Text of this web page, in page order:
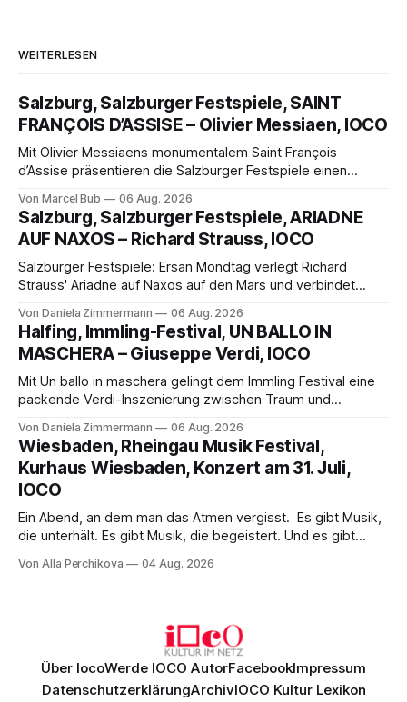
WEITERLESEN
Salzburg, Salzburger Festspiele, SAINT
FRANÇOIS D’ASSISE – Olivier Messiaen, IOCO
Mit Olivier Messiaens monumentalem Saint François
d’Assise präsentieren die Salzburger Festspiele einen
eine bildgewaltige Inszenierung, Maxime Pascal entfaltet
die komplexe Partitur eindrucksvoll, Philippe Sly berührt als
Franziskus.
Von Marcel Bub 06 Aug. 2026
Salzburg, Salzburger Festspiele, ARIADNE
AUF NAXOS – Richard Strauss, IOCO
Salzburger Festspiele: Ersan Mondtag verlegt Richard
Strauss' Ariadne auf Naxos auf den Mars und verbindet
Aufführung mit starken Solisten und den Wiener
Philharmonikern, szenisch bleibt der zweite Akt jedoch
hinter den Erwartungen zurück.
Von Daniela Zimmermann 06 Aug. 2026
Halfing, Immling-Festival, UN BALLO IN
MASCHERA – Giuseppe Verdi, IOCO
Mit Un ballo in maschera gelingt dem Immling Festival eine
packende Verdi-Inszenierung zwischen Traum und
psychologische Tiefe mit starken Bildern, getragen von
einem spielfreudigen Ensemble und einer musikalisch
überzeugenden Gesamtleistung.
Von Daniela Zimmermann 06 Aug. 2026
Wiesbaden, Rheingau Musik Festival,
Kurhaus Wiesbaden, Konzert am 31. Juli,
IOCO
Ein Abend, an dem man das Atmen vergisst. Es gibt Musik,
die unterhält. Es gibt Musik, die begeistert. Und es gibt
Genau so war der Abend im Kurhaus Wiesbaden, an dem
Von Alla Perchikova 04 Aug. 2026
Über IocoWerde IOCO AutorFacebookImpressum
DatenschutzerklärungArchivIOCO Kultur Lexikon